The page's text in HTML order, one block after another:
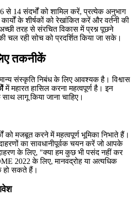
14 संदर्भों को शामिल करें, प्रत्येक अनुभाग
के शीर्षकों को रेखांकित करें और वर्तनी की
तरह से संरचित विकास में प्रश्न पूछने
चल रही सोच को प्रदर्शित किया जा सके।
तकनीकें
संस्कृति निबंध के लिए आवश्यक है। विश्वास
में महारत हासिल करना महत्वपूर्ण है। इन
लागू किया जाना चाहिए।
मजबूत करने में महत्वपूर्ण भूमिका निभाते हैं।
का सावधानीपूर्वक चयन करें जो आपके
के लिए, "क्या हम कुछ भी पसंद नहीं कर
2022 के लिए, मानवद्रोह या अत्यधिक
हो सकते हैं।